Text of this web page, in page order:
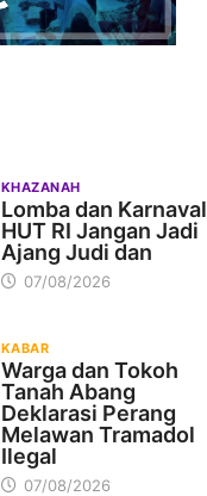
KHAZANAH
Lomba dan Karnaval
HUT RI Jangan Jadi
Ajang Judi dan
07/08/2026
KABAR
Warga dan Tokoh
Tanah Abang
Deklarasi Perang
Melawan Tramadol
Ilegal
07/08/2026